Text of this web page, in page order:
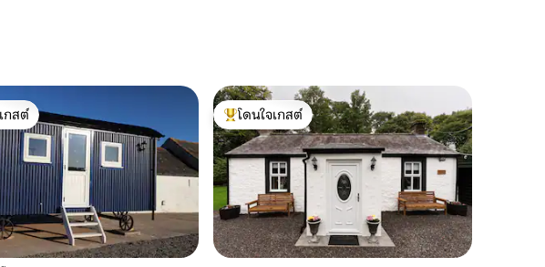
รีวิว
สต์ที่สุด
กสต์
โดนใจเกสต์ที่สุด
โดนใจเกสต์